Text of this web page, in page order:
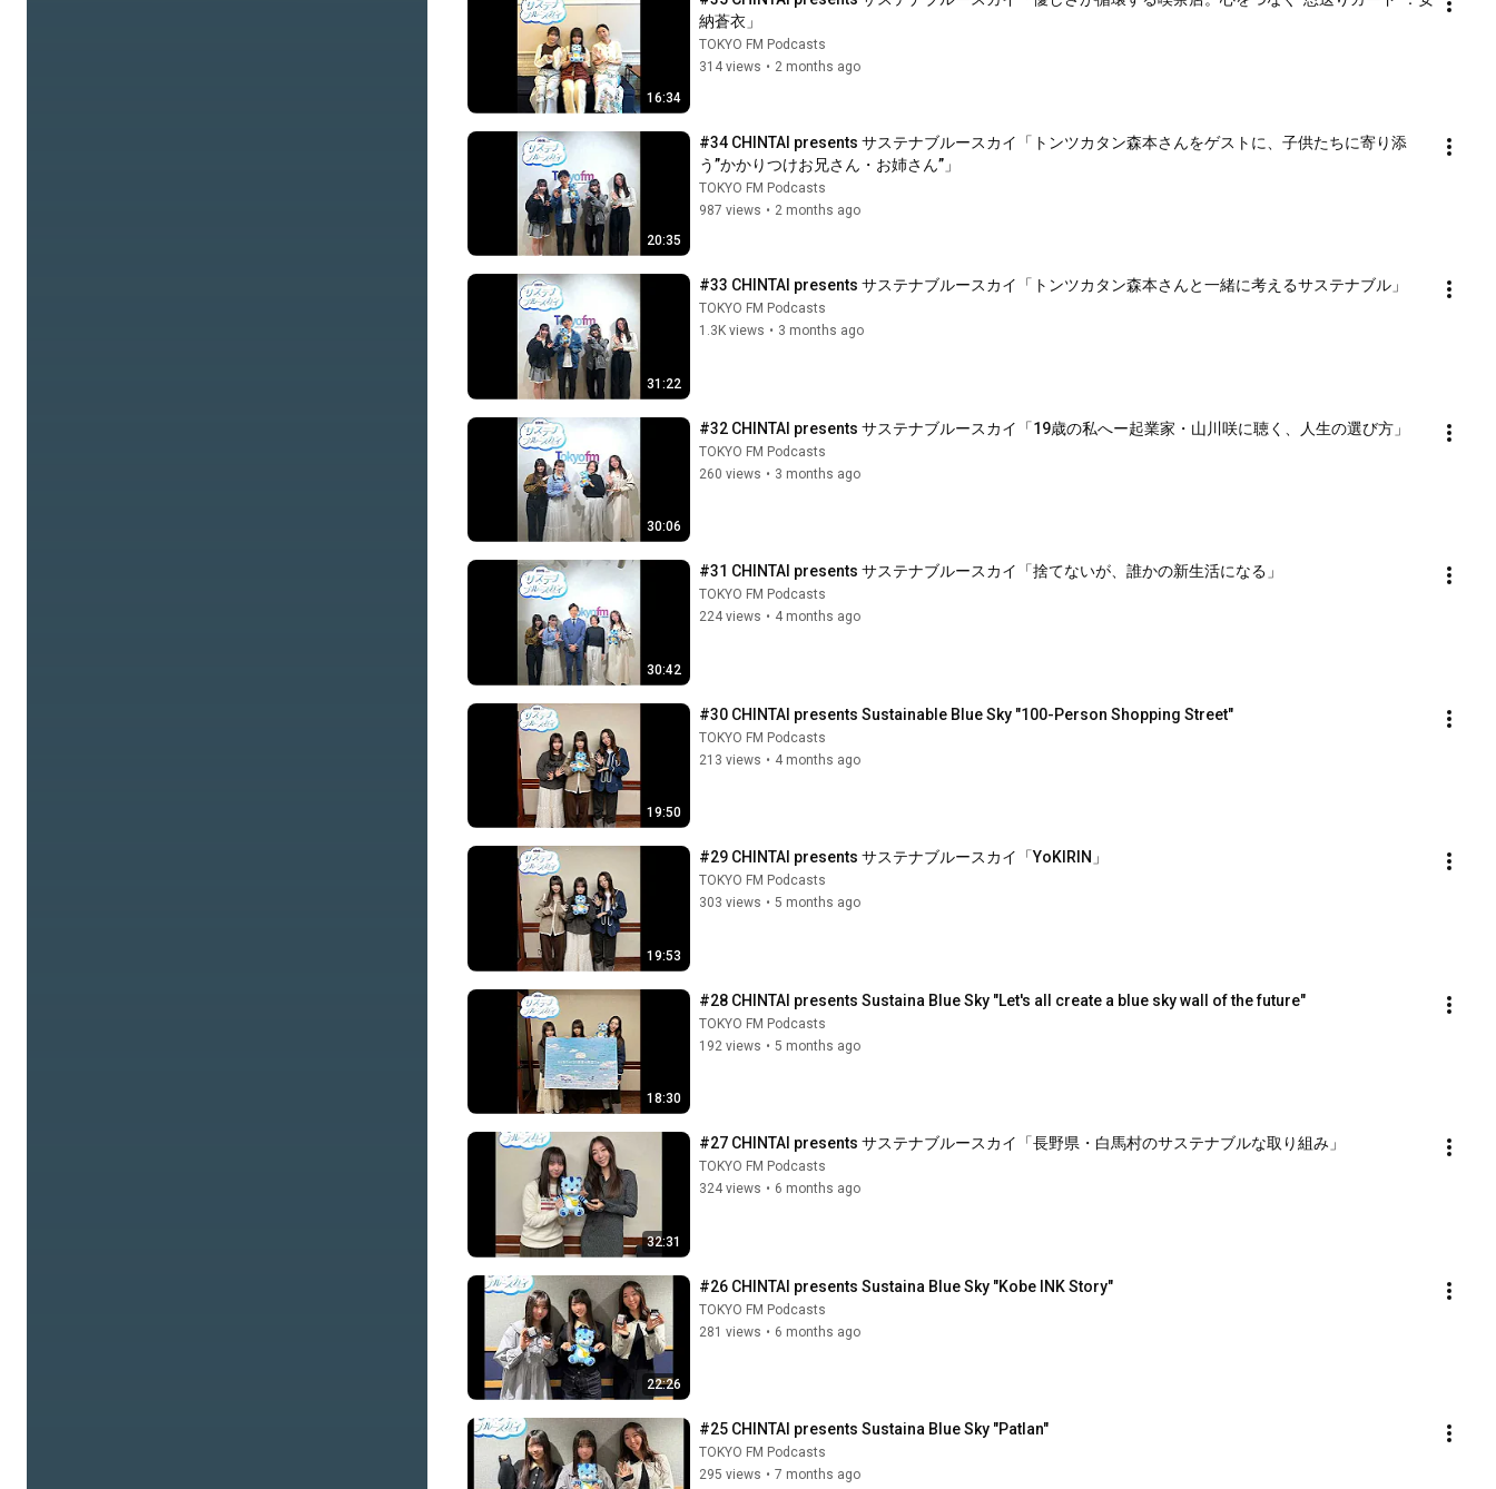
16:34
納蒼衣」
TOKYO FM Podcasts
314 views • 2 months ago
20:35
#34 CHINTAI presents サステナブルースカイ「トンツカタン森本さんをゲストに、子供たちに寄り添
う”かかりつけお兄さん・お姉さん”」
TOKYO FM Podcasts
987 views • 2 months ago
31:22
#33 CHINTAI presents サステナブルースカイ「トンツカタン森本さんと一緒に考えるサステナブル」
TOKYO FM Podcasts
1.3K views • 3 months ago
30:06
#32 CHINTAI presents サステナブルースカイ「19歳の私へー起業家・山川咲に聴く、人生の選び方」
TOKYO FM Podcasts
260 views • 3 months ago
30:42
#31 CHINTAI presents サステナブルースカイ「捨てないが、誰かの新生活になる」
TOKYO FM Podcasts
224 views • 4 months ago
19:50
#30 CHINTAI presents Sustainable Blue Sky "100-Person Shopping Street"
TOKYO FM Podcasts
213 views • 4 months ago
19:53
#29 CHINTAI presents サステナブルースカイ「YoKIRIN」
TOKYO FM Podcasts
303 views • 5 months ago
18:30
#28 CHINTAI presents Sustaina Blue Sky "Let's all create a blue sky wall of the future"
TOKYO FM Podcasts
192 views • 5 months ago
32:31
#27 CHINTAI presents サステナブルースカイ「長野県・白馬村のサステナブルな取り組み」
TOKYO FM Podcasts
324 views • 6 months ago
22:26
#26 CHINTAI presents Sustaina Blue Sky "Kobe INK Story"
TOKYO FM Podcasts
281 views • 6 months ago
#25 CHINTAI presents Sustaina Blue Sky "Patlan"
TOKYO FM Podcasts
295 views • 7 months ago